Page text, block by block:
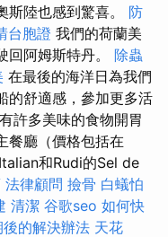
斯陸也感到驚喜。 防
台胞證 我們的荷蘭美
回阿姆斯特丹。 除蟲
在最後的海洋日為我們
的舒適感，參加更多活
許多美味的食物開胃
餐廳（價格包括在
和Rudi的Sel de
法律顧問 撿骨 白蟻怕
清潔 谷歌seo 如何快
的解決辦法 天花